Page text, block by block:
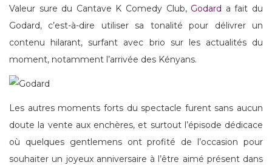
Valeur sure du Cantave K Comedy Club, Godard a fait du
Godard, c’est-à-dire utiliser sa tonalité pour délivrer un
contenu hilarant, surfant avec brio sur les actualités du
moment, notamment l’arrivée des Kényans.
Les autres moments forts du spectacle furent sans aucun
doute la vente aux enchères, et surtout l’épisode dédicace
où quelques gentlemens ont profité de l’occasion pour
souhaiter un joyeux anniversaire à l’être aimé présent dans